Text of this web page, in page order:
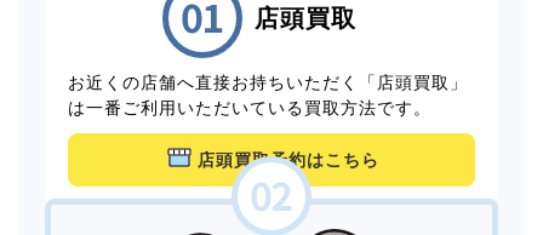
店頭買取
お近くの店舗へ直接お持ちいただく「店頭買取」
は一番ご利用いただいている買取方法です。
店頭買取予約はこちら